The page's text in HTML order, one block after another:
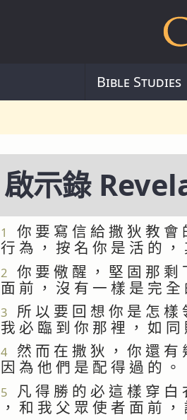
Bible Studies
啟示錄
1
你 要 寫 信 給 撒 狄 教 會
行 為 ， 按 名 你 是 活 的 ，
2
你 要 儆 醒 ， 堅 固 那 剩
面 前 ， 沒 有 一 樣 是 完 全
3
所 以 要 回 想 你 是 怎 樣
我 必 臨 到 你 那 裡 ， 如 同
4
然 而 在 撒 狄 ， 你 還 有
因 為 他 們 是 配 得 過 的 。
5
凡 得 勝 的 必 這 樣 穿 白
， 和 我 父 眾 使 者 面 前 ，